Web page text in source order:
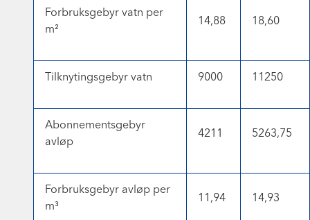
Forbruksgebyr vatn per
m²
14,88 18,60
Tilknytingsgebyr vatn 9000 11250
Abonnementsgebyr
avløp
4211 5263,75
Forbruksgebyr avløp per
m³
11,94 14,93